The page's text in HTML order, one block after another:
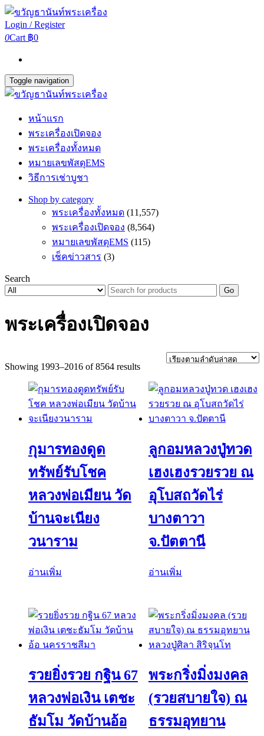
Login / Register
0Cart ฿0
Toggle navigation
หน้าแรก
พระเครื่องเปิดจอง
พระเครื่องทั้งหมด
หมายเลขพัสดุEMS
วิธีการเช่าบูชา
Shop by category
พระเครื่องทั้งหมด (11,557)
พระเครื่องเปิดจอง (8,564)
หมายเลขพัสดุEMS (115)
เช็คข่าวสาร (3)
Search
Go
พระเครื่องเปิดจอง
Showing 1993–2016 of 8564 resultsSorted
latest
กุมารทองดูด
ทรัพย์รับโชค
หลวงพ่อเมียน วัด
บ้านจะเนียง
วนาราม
อ่านเพิ่ม
ลูกอมหลวงปู่ทวด
เฮงเฮงรวยรวย ณ
อุโบสถวัดไร่
บางตาวา
จ.ปัตตานี
อ่านเพิ่ม
รวยยิ่งรวย กฐิน 67
หลวงพ่อเงิน เตชะ
ธัมโม วัดบ้านอ้อ
พระกริ่งมิ่งมงคล
(รวยสบายใจ) ณ
ธรรมอุทยาน